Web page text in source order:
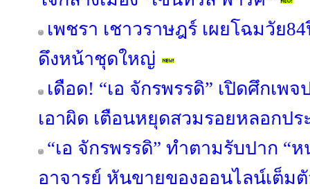
เพชรา เชาวราษฎร์ เผยโฉมวัย
ดึงหน้าชุดใหญ่
เดือด! “เอ จักรพรรดิ” เปิดศึกเพ
เอาผิด เตือนหยุดสวมรอยหลอกป
“เอ จักรพรรดิ” ทำตามรับปาก “
อาจารย์ หันขายของออนไลน์เต็ม